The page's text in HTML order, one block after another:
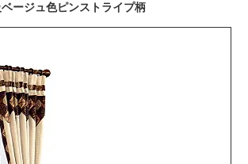
ージュ色ピンストライプ柄